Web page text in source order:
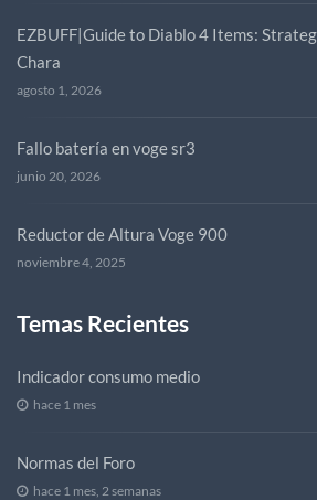
EZBUFF|Guide to Diablo 4 Items:
Chara
agosto 1, 2026
Fallo batería en voge sr3
junio 20, 2026
Reductor de Altura Voge 900
noviembre 4, 2025
Temas Recientes
Indicador consumo medio
hace 1 mes
Normas del Foro
hace 1 mes, 2 semanas